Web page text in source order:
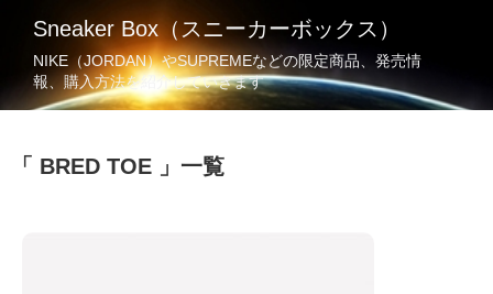
Sneaker Box（スニーカーボックス）
NIKE（JORDAN）やSUPREMEなどの限定商品、発売情
報、購入方法を紹介していきます
BRED TOE 一覧